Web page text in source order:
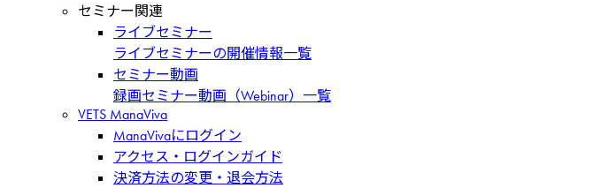
セミナー関連
ライブセミナー
ライブセミナーの開催情報一覧
セミナー動画
録画セミナー動画（Webinar）一覧
VETS ManaViva
ManaVivaにログイン
アクセス・ログインガイド
決済方法の変更・退会方法